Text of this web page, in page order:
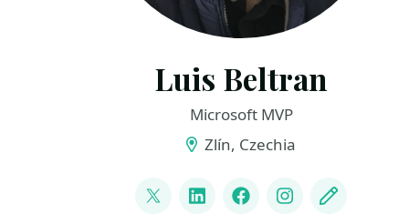
Luis Beltran
Microsoft MVP
Zlín, Czechia
@darkicebeam
LinkedInFacebookInstagram
Blog